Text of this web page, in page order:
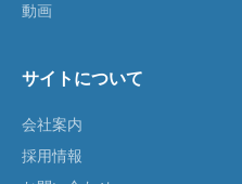
動画
サイトについて
会社案内
採用情報